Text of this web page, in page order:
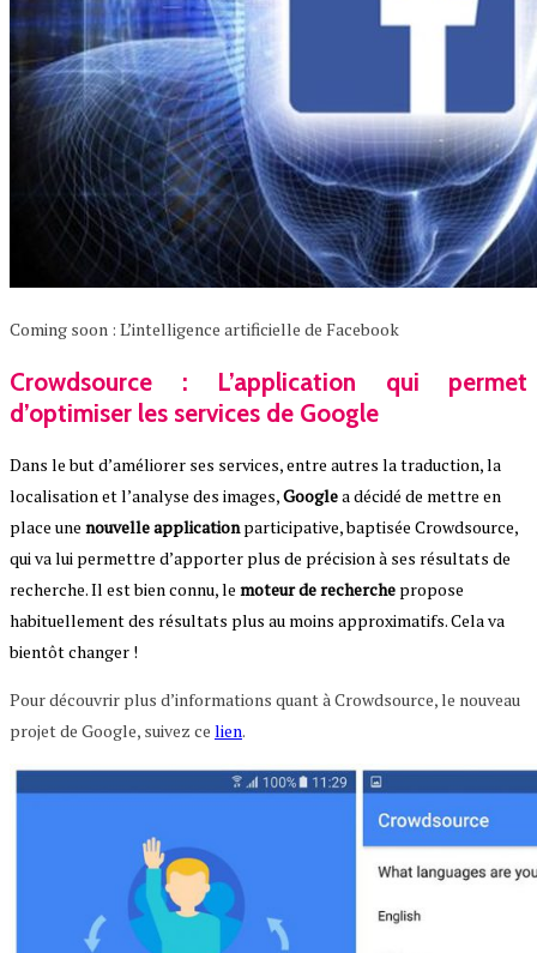
Coming soon : L’intelligence artificielle de Facebook
Crowdsource : L’application qui permet
d’optimiser les services de Google
Dans le but d’améliorer ses services, entre autres la traduction, la
localisation et l’analyse des images,Googlea décidé de mettre en
place une nouvelle applicationparticipative, baptisée Crowdsource,
qui va lui permettre d’apporter plus de précision à ses résultats de
recherche. Il est bien connu, le moteurderecherche propose
habituellement des résultats plus au moins approximatifs. Cela va
bientôt changer !
Pour découvrir plus d’informations quant à Crowdsource, le nouveau
projet de Google, suivez ce lien.